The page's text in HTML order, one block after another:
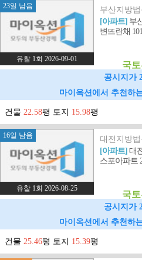
23일 남음
유찰 1회 2026-09-01
부산지방
[아파트] 부
변뜨란채
국
공시지가
마이옥션에서 추천하
건물 22.58평 토지 15.98평
16일 남음
유찰 1회 2026-08-25
대전지방법
[아파트]대
스포아파트
국
공시지가
마이옥션에서 추천하
건물 25.46평 토지 15.39평